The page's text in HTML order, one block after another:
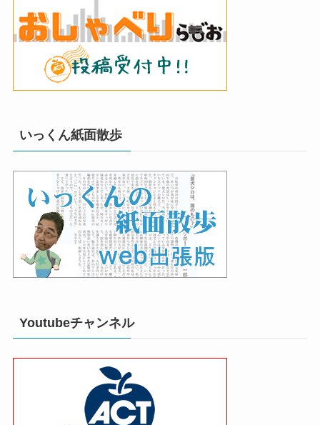
いっくん紙面散歩
Youtubeチャンネル